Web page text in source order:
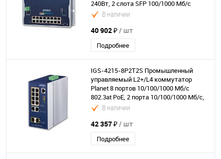
240Вт, 2 слота SFP 100/1000 Мб/с
В наличии
40 902 ₽/ шт
Подробнее
IGS-4215-8P2T2S Промышленный
управляемый L2+/L4 коммутатор
Planet 8 портов 10/100/1000 Мб/с
802.3at PoE, 2 порта 10/100/1000 Мб/с,
2 слота SFP 100/1000 Мб/с
В наличии
42 357 ₽/ шт
Подробнее